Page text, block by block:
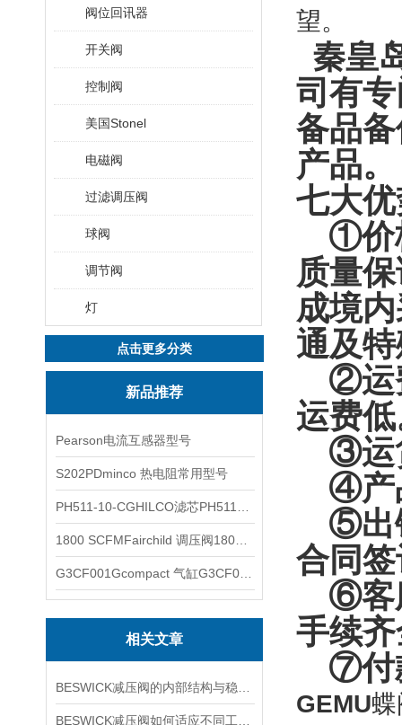
阀位回讯器
开关阀
控制阀
美国Stonel
电磁阀
过滤调压阀
球阀
调节阀
灯
点击更多分类
新品推荐
Pearson电流互感器型号
S202PDminco 热电阻常用型号
相关文章
望。
秦皇
司有
备品
产品。
七大
①价
质量
成境
通及
②运
运费低
③运
④产
⑤出
合同
⑥客
手续
⑦付
GEMU